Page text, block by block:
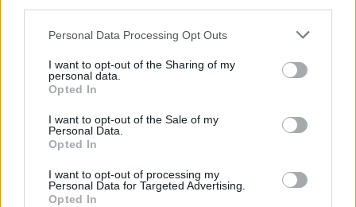
Personal Data Processing Opt Outs
I want to opt-out of the Sharing of my
personal data.
Opted In
I want to opt-out of the Sale of my
Personal Data.
Opted In
I want to opt-out of processing my
Personal Data for Targeted Advertising.
Opted In
ΠΕΡΙΒΑΛΛΟΝ
θερμοκρασιών στη Μυτιλήνη
Στους 38 βαθμούς ο υδράργυρος
την Κυριακή – Από 3 έως 5 μποφόρ
ΕΛΛΑΔΑ
Δεύτερη εμπλοκή κάβου στο